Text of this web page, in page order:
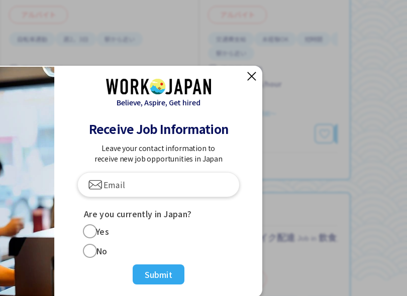
自転車通勤 週2，3日 駅から近い
蒲田駅 (東京)
1,500 - 1,800/hour
詳細を見る
交通費支給 未経験OK 短時間
駅から近い
蒲田駅 (東京)
1,100 - 1,375/hour
他の蒲田駅 (東京)の外国人求人を見る
バイク配達 バイク配達 飲食店
Believe, Aspire, Get hired
Receive Job Information
Leave your contact information to
receive new job opportunities in Japan
Are you currently in Japan?
Yes
No
Submit